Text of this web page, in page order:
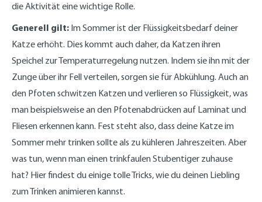
die Aktivität eine wichtige Rolle.
Generell gilt: Im Sommer ist der Flüssigkeitsbedarf deiner
Katze erhöht. Dies kommt auch daher, da Katzen ihren
Speichel zur Temperaturregelung nutzen. Indem sie ihn mit der
Zunge über ihr Fell verteilen, sorgen sie für Abkühlung. Auch an
den Pfoten schwitzen Katzen und verlieren so Flüssigkeit, was
man beispielsweise an den Pfotenabdrücken auf Laminat und
Fliesen erkennen kann. Fest steht also, dass deine Katze im
Sommer mehr trinken sollte als zu kühleren Jahreszeiten. Aber
was tun, wenn man einen trinkfaulen Stubentiger zuhause
hat? Hier findest du einige tolle Tricks, wie du deinen Liebling
zum Trinken animieren kannst.